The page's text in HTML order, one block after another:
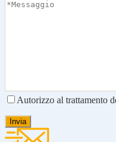
Autorizzo al trattamento